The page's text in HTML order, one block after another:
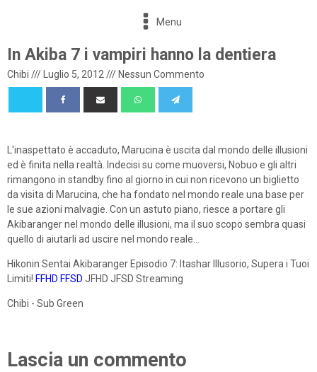
Menu
In Akiba 7 i vampiri hanno la dentiera
Chibi /// Luglio 5, 2012 /// Nessun Commento
L'inaspettato è accaduto, Marucina è uscita dal mondo delle illusioni
ed è finita nella realtà. Indecisi su come muoversi, Nobuo e gli altri
rimangono in standby fino al giorno in cui non ricevono un biglietto
da visita di Marucina, che ha fondato nel mondo reale una base per
le sue azioni malvagie. Con un astuto piano, riesce a portare gli
Akibaranger nel mondo delle illusioni, ma il suo scopo sembra quasi
quello di aiutarli ad uscire nel mondo reale...
Hikonin Sentai Akibaranger Episodio 7: Itashar Illusorio, Supera i Tuoi
Limiti! FFHD FFSD JFHD JFSD Streaming
Chibi - Sub Green
Lascia un commento